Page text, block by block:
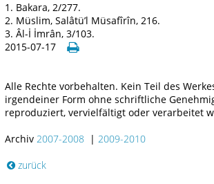
1. Bakara, 2/277.
2. Müslim, Salâtü’l Müsafîrîn, 216.
3. Âl-İ İmrân, 3/103.
2015-07-17
Alle Rechte vorbehalten. Kein Teil des
irgendeiner Form ohne schriftliche
reproduziert, vervielfältigt oder verarbeitet
Archiv 2007-2008 | 2009-2010
zurück